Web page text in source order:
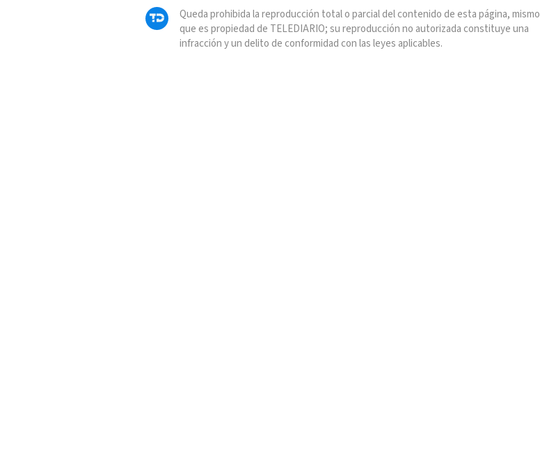
Queda prohibida la reproducción total o parcial del contenido de esta página, mismo
que es propiedad de TELEDIARIO; su reproducción no autorizada constituye una
infracción y un delito de conformidad con las leyes aplicables.